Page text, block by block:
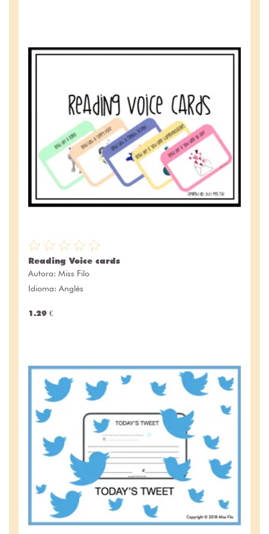
Reading Voice cards
Autora: Miss Filo
Idioma: Anglés
1.29 €